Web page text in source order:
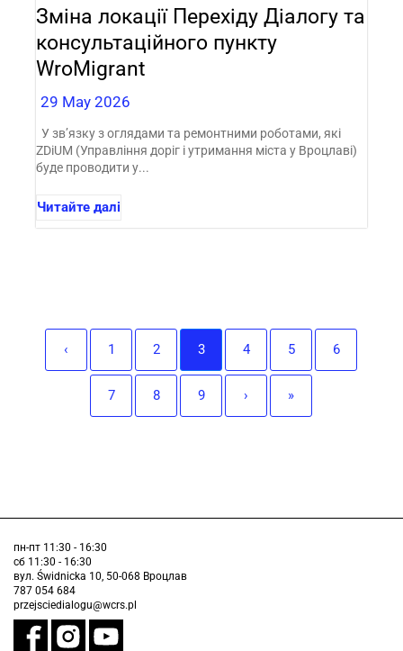
Зміна локації Перехіду Діалогу та
консультаційного пункту
WroMigrant
29 May 2026
У зв’язку з оглядами та ремонтними роботами, які
ZDiUM (Управління доріг і утримання міста у Вроцлаві)
буде проводити у...
Читайте далі
‹ 1 2 3 4 5 6
7 8 9 › »
пн-пт 11:30 - 16:30
сб 11:30 - 16:30
вул. Świdnicka 10, 50-068 Вроцлав
787 054 684
przejsciedialogu@wcrs.pl